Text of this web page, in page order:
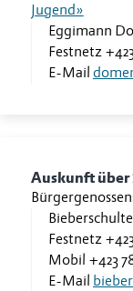
Jugend»
Eggimann
Festnetz
E-Mail
Auskunft über
Festnetz
Mobil +423
E-Mail